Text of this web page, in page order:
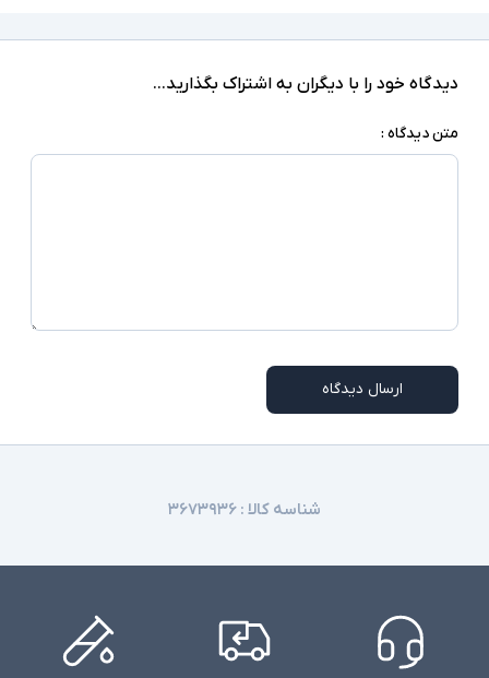
دیدگاه خود را با دیگران به اشتراک بگذارید...
متن دیدگاه :
ارسال دیدگاه
شناسه کالا : ۳۶۷۳۹۳۶